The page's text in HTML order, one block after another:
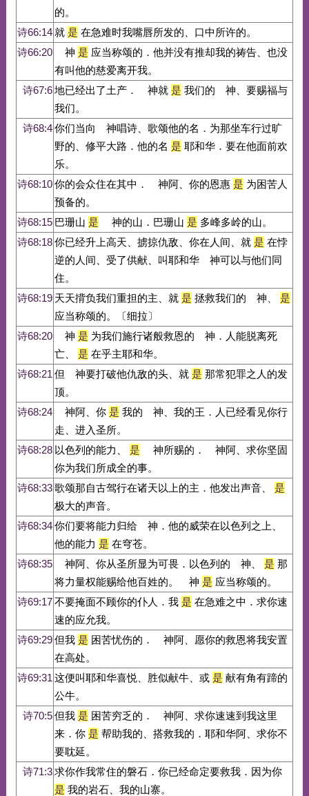
的。
诗66:14就 是 在急难时我嘴唇所发的、口中所许的。
诗66:20
神 是 应当称颂的．他并没有推却我的祷告、也没
有叫他的慈爱离开我。
诗67:6地已经出了土产． 神就 是 我们的 神、要赐福与
我们。
诗68:4你们当向 神唱诗、歌颂他的名．为那坐车行过旷
野的、修平大路．他的名 是 耶和华．要在他面前欢
乐。
诗68:10你的会众住在其中． 神阿、你的恩惠 是 为困苦人
预备的。
诗68:15 巴珊山 是 神的山．巴珊山 是 多峰多岭的山。
诗68:18你已经升上高天、掳掠仇敌、你在人间、就 是 在悖
逆的人间、受了供献、叫耶和华 神可以与他们同
住。
诗68:19 天天揹负我们重担的主、就 是 拯救我们的 神、
是
应当称颂的。〔细拉〕
诗68:20
神 是 为我们施行诸般救恩的 神．人能脱离死
亡、
是 在乎主耶和华。
诗68:21 但 神要打破他仇敌的头、就 是 那常犯罪之人的发
顶。
诗68:24
神阿、你 是 我的 神、我的王．人已经看见你行
走、进入圣所。
诗68:28 以色列的能力、 是 神所赐的． 神阿、求你坚固
你为我们所成全的事。
诗68:33歌颂那自古驾行在诸天以上的主．他发出声音、
是
极大的声音。
诗68:34你们要将能力归给 神．他的威荣在以色列之上、
他的能力 是 在穹苍。
诗68:35
神阿、你从圣所显为可畏．以色列的 神、 是 那
将力量权能赐给他百姓的。 神 是 应当称颂的。
诗69:17不要掩面不顾你的仆人．我 是 在急难之中．求你速
速的应允我。
诗69:29但我 是 困苦忧伤的． 神阿、愿你的救恩将我安置
在高处。
诗69:31 这便叫耶和华喜悦、胜似献牛、或 是 献有角有蹄的
公牛。
诗70:5但我 是 困苦穷乏的． 神阿、求你速速到我这里
来．你 是 帮助我的、搭救我的．耶和华阿、求你不
要耽延。
诗71:3求你作我常住的磐石．你已经命定要救我．因为你
是 我的岩石、我的山寨。